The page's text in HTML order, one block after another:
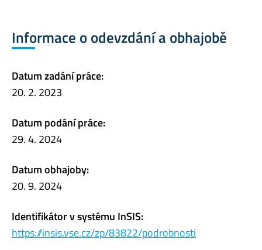
Informace o odevzdání a obhajobě
Datum zadání práce:
20. 2. 2023
Datum podání práce:
29. 4. 2024
Datum obhajoby:
20. 9. 2024
Identifikátor v systému InSIS:
https://insis.vse.cz/zp/83822/podrobnosti